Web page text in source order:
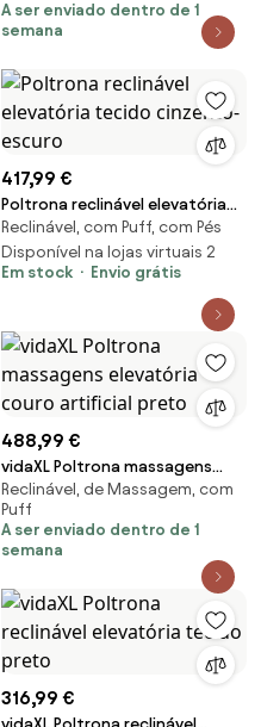
A ser enviado dentro de 1
semana
417,99 €
Poltrona reclinável elevatória
tecido cinzento-escuro
Reclinável, com Puff, com Pés
Disponível na lojas virtuais 2
Em stock
Envio grátis
488,99 €
vidaXL Poltrona massagens
elevatória couro artificial preto
Reclinável, de Massagem, com
Puff
A ser enviado dentro de 1
semana
316,99 €